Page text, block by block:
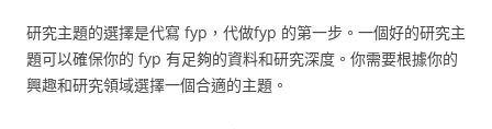
研究主題的選擇是代寫 fyp，代做fyp 的第一步。一個好的研究主
題可以確保你的 fyp 有足夠的資料和研究深度。你需要根據你的
興趣和研究領域選擇一個合適的主題。